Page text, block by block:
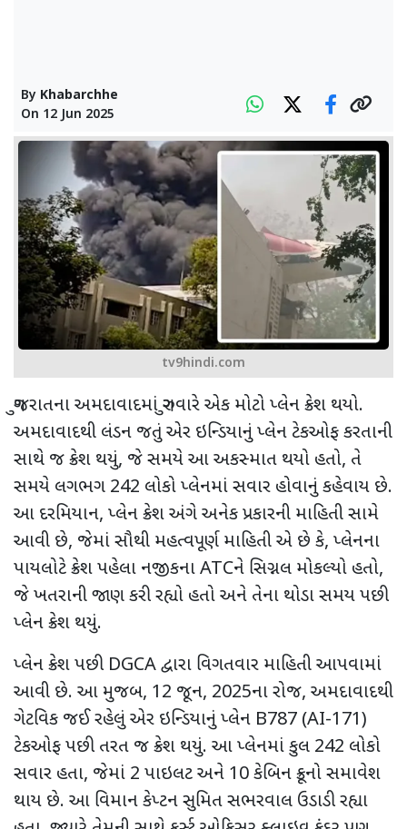
By Khabarchhe
On 12 Jun 2025
tv9hindi.com
ગુજરાતના અમદાવાદમાં ગુરુવારે એક મોટો પ્લેન ક્રેશ થયો.
અમદાવાદથી લંડન જતું એર ઇન્ડિયાનું પ્લેન ટેકઓફ કરતાની
સાથે જ ક્રેશ થયું, જે સમયે આ અકસ્માત થયો હતો, તે
સમયે લગભગ 242 લોકો પ્લેનમાં સવાર હોવાનું કહેવાય છે.
આ દરમિયાન, પ્લેન ક્રેશ અંગે અનેક પ્રકારની માહિતી સામે
આવી છે, જેમાં સૌથી મહત્વપૂર્ણ માહિતી એ છે કે, પ્લેનના
પાયલોટે ક્રેશ પહેલા નજીકનાATCને સિગ્નલ મોકલ્યો હતો,
જે ખતરાની જાણ કરી રહ્યો હતો અને તેના થોડા સમય પછી
પ્લેન ક્રેશ થયું.
પ્લેન ક્રેશ પછી DGCAદ્વારા વિગતવાર માહિતી આપવામાં
આવી છે. આ મુજબ, 12 જૂન, 2025ના રોજ, અમદાવાદથી
ગેટવિક જઈ રહેલું એર ઇન્ડિયાનું પ્લેન B787 (AI-171)
ટેકઓફ પછી તરત જ ક્રેશ થયું. આ પ્લેનમાં કુલ 242 લોકો
સવાર હતા, જેમાં 2 પાઇલટ અને 10કેબિન ક્રૂનો સમાવેશ
થાય છે. આ વિમાન કેપ્ટન સુમિત સભરવાલ ઉડાડી રહ્યા